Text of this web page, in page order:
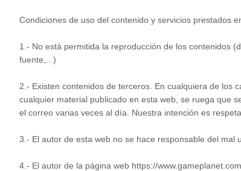
Condiciones de uso del contenido y servicios prestados
1.- No está permitida la reproducción de los contenidos
fuente,...)
2.- Existen contenidos de terceros. En cualquiera de los
cualquier material publicado en esta web, se ruega que
el correo varias veces al día. Nuestra intención es
3.- El autor de esta web no se hace responsable del mal
4.- El autor de la página web https://